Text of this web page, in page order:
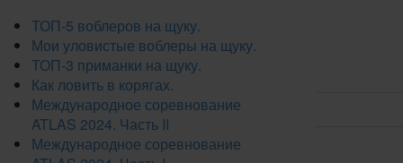
ТОП-5 воблеров на щуку.
Мои уловистые воблеры на щуку.
ТОП-3 приманки на щуку.
Как ловить в корягах.
Международное соревнование
ATLAS 2024. Часть II
Международное соревнование